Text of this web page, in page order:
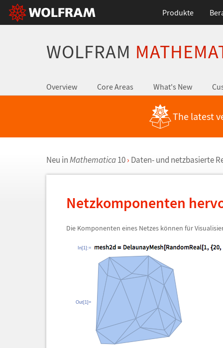
Produkte
WOLFRAM
Overview Core Areas What's New
The latest
Neu inMathematica10 › Daten- und netzbasierte
Netzkomponenten
Die Komponenten eines Netzes können für
In[1]:=
Out[1]=